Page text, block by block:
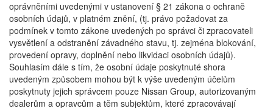
oprávněními uvedenými v ustanovení § 21 zákona o ochraně
osobních údajů, v platném znění, (tj. právo požadovat za
podmínek v tomto zákone uvedených po správci či zpracovateli
vysvětlení a odstranění závadného stavu, tj. zejména blokování,
provedení opravy, doplnění nebo likvidaci osobních údajů).
Souhlasím dále s tím, že osobní údaje poskytnuté shora
uvedeným způsobem mohou být k výše uvedeným účelům
poskytnuty jejich správcem pouze Nissan Group, autorizovaným
dealerům a opravcům a těm subjektům, které zpracovávají